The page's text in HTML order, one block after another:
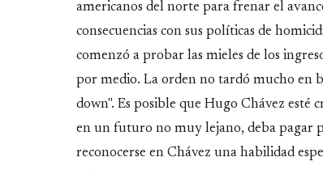
americanos del norte para frenar el
consecuencias con sus políticas de
comenzó a probar las mieles de los
por medio. La orden no tardó mucho en
down". Es posible que Hugo Chávez
en un futuro no muy lejano, deba pagar
reconocerse en Chávez una habilidad